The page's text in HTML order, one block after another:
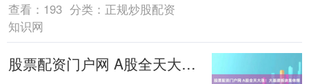
查看： 193 分类： 正规炒股配资
知识网
股票配资门户网 A股全天大涨！大基建板块集体爆发 机器人概念股再度活跃